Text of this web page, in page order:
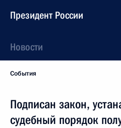
Президент России
Новости
События
Подписан закон,
судебный порядок